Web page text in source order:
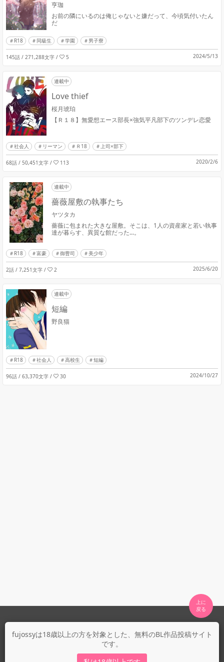
fujossyは18歳以上の方を対象とした、無料のBL作品投稿サイト
です。
亨珈
お前の隣にいるのは俺じゃないと嫌だって、今頃気付いたん
だ
R18 同級生 学園 男子寮
145話 / 271,288文字 / 5 2024/5/13
連載中
Love thief
桜月琥珀
【Ｒ１８】無愛想エース部長×強気平凡部下のツンデレ恋愛
社会人 リーマン Ｒ18 上司×部下
68話 / 50,451文字 / 113 2020/2/6
連載中
薔薇屋敷の執事たち
ヤツタカ
薔薇に包まれた大きな屋敷。そこは、1人の資産家と若い執事
達が暮らす、異質な館だった...。
R18 富豪 御曹司 美少年
2話 / 7,251文字 / 2 2025/6/20
連載中
短編
野良猫
R18 社会人 高校生 短編
96話 / 63,370文字 / 30 2024/10/27
上に
fujossyについて
fujossy運営ブログ